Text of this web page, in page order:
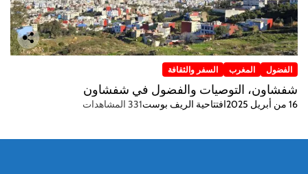
الفضول المغرب السفر والثقافة
شفشاون، التوصيات والفضول في شفشاون
16 من أبريل 2025 افتتاحية الريف بوست331 المشاهدات